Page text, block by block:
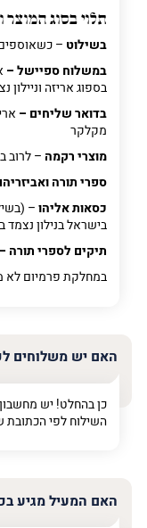
תלוי בסוג המוצר
בשילוט – כשאוספים
במשלוח ספיישל –
בספוג אריזה וניילון
בדואר שליחים –
מקלקר
מוצרי רקמה – לרוב
ספרי תורה
כסאות אליהו–
בישראל בנילון נצמד
תיקים לספרי תורה –
במחלקת פרמיוםלא
האם יש משלוחים
כן בהחלט! יש
השילוח לפי הכתובת
האם המעיל מגיע